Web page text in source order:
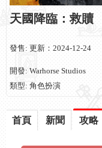
天國降臨：救贖
發售: 更新：2024-12-24
開發: Warhorse Studios
類型: 角色扮演
首頁 新聞 攻略